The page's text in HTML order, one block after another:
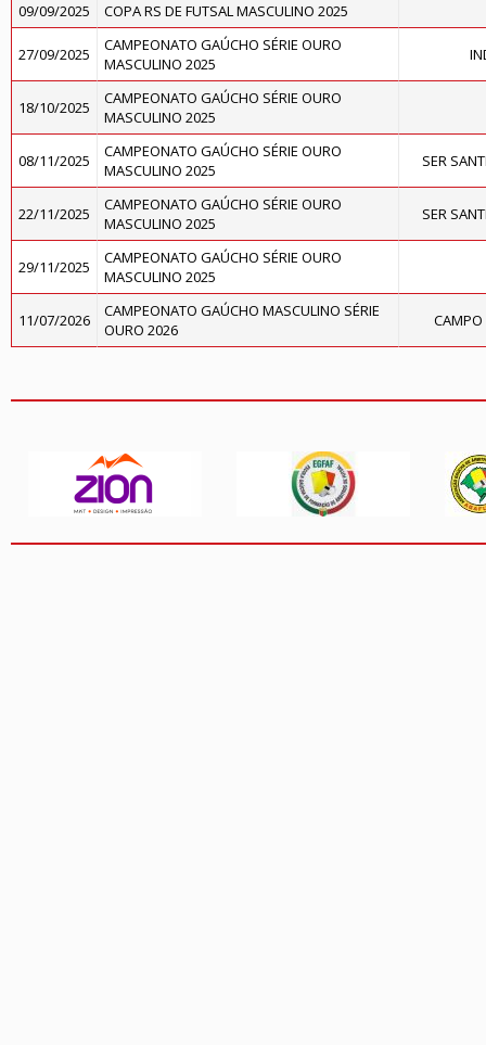
09/09/2025
COPA RS DE FUTSAL MASCULINO 2025
27/09/2025
CAMPEONATO GAÚCHO SÉRIE OURO
MASCULINO 2025
18/10/2025
CAMPEONATO GAÚCHO SÉRIE OURO
MASCULINO 2025
08/11/2025
CAMPEONATO GAÚCHO SÉRIE OURO
MASCULINO 2025
SER
22/11/2025
CAMPEONATO GAÚCHO SÉRIE OURO
MASCULINO 2025
SER
29/11/2025
CAMPEONATO GAÚCHO SÉRIE OURO
MASCULINO 2025
11/07/2026
CAMPEONATO GAÚCHO MASCULINO SÉRIE
OURO 2026
CAMPO